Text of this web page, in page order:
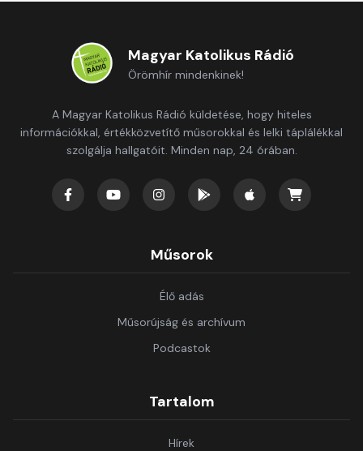
Magyar Katolikus Rádió
Örömhír mindenkinek!
A Magyar Katolikus Rádió küldetése, hogy hiteles
információkkal, értékközvetítő műsorokkal és lelki táplálékkal
szolgálja hallgatóit. Minden nap, 24 órában.
Műsorok
Élő adás
Műsorújság és archívum
Podcastok
Tartalom
Hírek